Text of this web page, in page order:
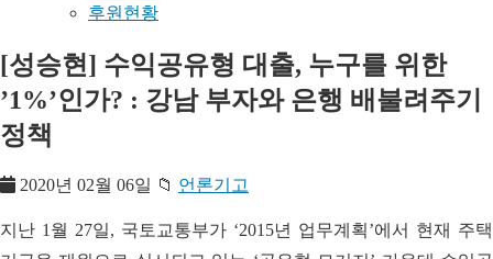
후원현황
[성승현] 수익공유형 대출, 누구를 위한
’1%’인가? : 강남 부자와 은행 배불려주기
정책
2020년 02월 06일 📁 언론기고
지난 1월 27일, 국토교통부가 ‘2015년 업무계획’에서 현재 주택